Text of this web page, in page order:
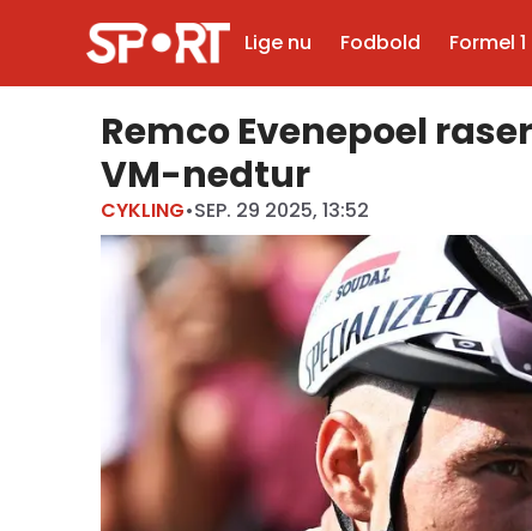
Lige nu Fodbold Formel 1
Remco Evenepoel
VM-nedtur
CYKLING•SEP. 29 2025, 13:52